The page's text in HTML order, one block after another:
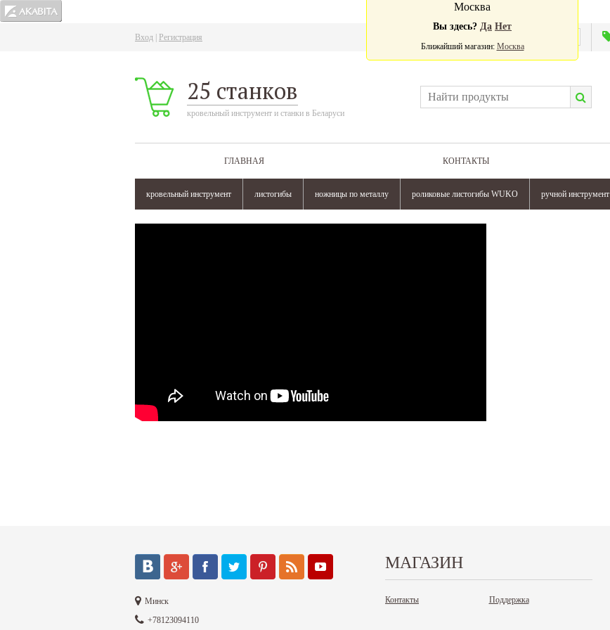
Вход Регистрация
25 станков
кровельный инструмент и станки в Беларуси
ГЛАВНАЯ КОНТАКТЫ
кровельный инструмент листогибы ножницы по металлу роликовые листогибы WUKO ручной инструмент
Москва
Вы здесь? Да Нет
Ближайший магазин: Москва
Минск
+78123094110
МАГАЗИН
Контакты Поддержка